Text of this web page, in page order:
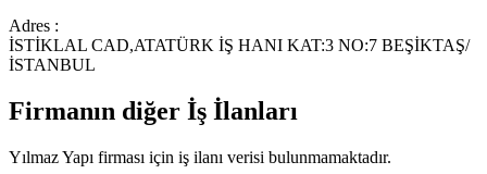
Adres :
İSTİKLAL CAD,ATATÜRK İŞ HANI KAT:3 NO:7 BEŞİKTAŞ/
İSTANBUL
Firmanın diğer İş İlanları
Yılmaz Yapı firması için iş ilanı verisi bulunmamaktadır.